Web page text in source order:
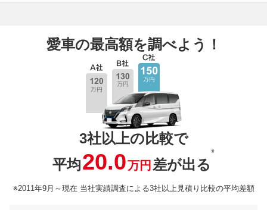
愛車の最高額を調べよう！
3社以上の比較で
平均20.0万円 差が出る
※
※2011年9月～現在 当社実績調査による3社以上見積り比較の平均差額